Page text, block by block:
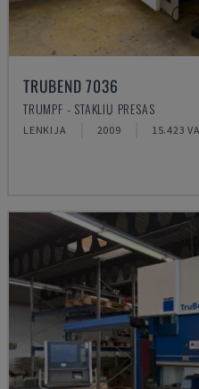
TRUBEND 7036
TRUMPF - STAKLIŲ PRESAS
LENKIJA 2009 15.423